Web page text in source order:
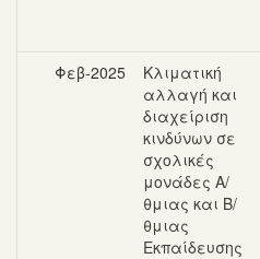
Φεβ-2025
Κλιματική
αλλαγή και
διαχείριση
κινδύνων σε
σχολικές
μονάδες Α/
θμιας και Β/
θμιας
Εκπαίδευσης